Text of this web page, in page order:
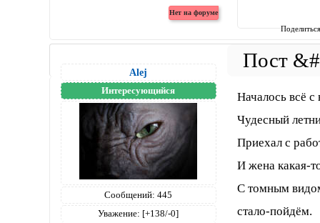
Alej
Интересующийся
Сообщений: 445
Уважение: [+138/-0]
Началось всё
Чудесный
Приехал с
И жена какая-
С томным
стало-пойдём.